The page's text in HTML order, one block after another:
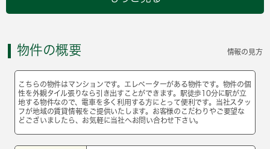
物件の概要 情報の見方
こちらの物件はマンションです。エレベーターがある物件です。物件の個
性を外観タイル張りなら引き出すことができます。駅徒歩10分に駅が立
地する物件なので、電車を多く利用する方にとって便利です。当社スタッ
フが地域の賃貸情報をご提供いたします。お客様のこだわりやご要望な
どございましたら、お気軽に当社へお問い合わせ下さい。